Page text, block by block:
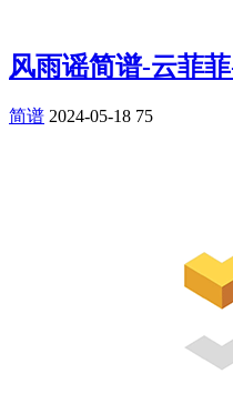
风雨谣简谱-云菲
简谱 2024-05-18 75